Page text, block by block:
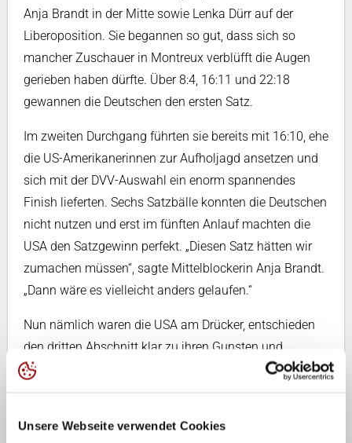
Unsere Webseite verwendet Cookies
Anja Brandt in der Mitte sowie Lenka Dürr auf der
Liberoposition. Sie begannen so gut, dass sich so
mancher Zuschauer in Montreux verblüfft die Augen
gerieben haben dürfte. Über 8:4, 16:11 und 22:18
gewannen die Deutschen den ersten Satz.
Im zweiten Durchgang führten sie bereits mit 16:10, ehe
die US-Amerikanerinnen zur Aufholjagd ansetzen und
sich mit der DVV-Auswahl ein enorm spannendes
Finish lieferten. Sechs Satzbälle konnten die Deutschen
nicht nutzen und erst im fünften Anlauf machten die
USA den Satzgewinn perfekt. „Diesen Satz hätten wir
zumachen müssen“, sagte Mittelblockerin Anja Brandt.
„Dann wäre es vielleicht anders gelaufen.“
Nun nämlich waren die USA am Drücker, entschieden
den dritten Abschnitt klar zu ihren Gunsten und
erlebten dann, wie sich die Deutschen noch einmal mit
dem Aufschlag so großen Druck aus, dass ihre